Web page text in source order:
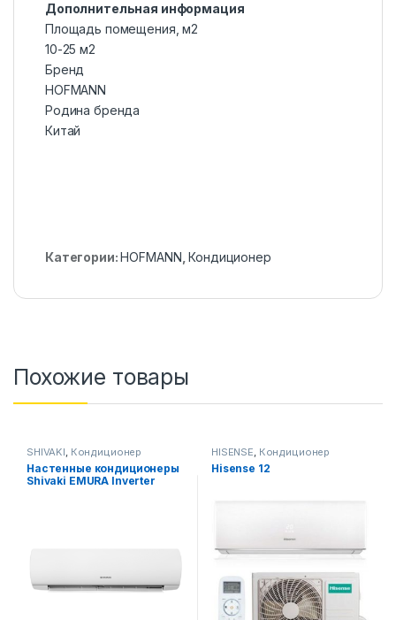
Дополнительная информация
Площадь помещения, м2
10-25 м2
Бренд
HOFMANN
Родина бренда
Китай
Категории:HOFMANN ,Кондиционер
Похожие товары
SHIVAKI, Кондиционер
Настенные кондиционеры
Shivaki EMURA Inverter
HISENSE, Кондиционер
Hisense 12